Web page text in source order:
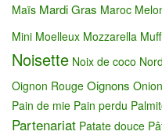
Maïs Mardi Gras Maroc
Mini Moelleux Mozzarella
Noisette Noix de coco Nord
Oignon Rouge Oignons
Pain de mie Pain perdu
Partenariat Patate douce